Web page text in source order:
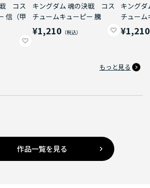
戦 コス
信（甲
キングダム 魂の決戦 コス
チュームキューピー 騰
¥1,210
キング
チューム
¥1,210
もっと見る
作品一覧を見る